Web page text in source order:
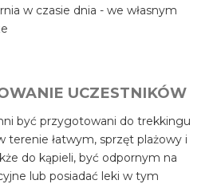
w czasie dnia - we własnym
UCZESTNIKÓW
być przygotowani do trekkingu
terenie łatwym, sprzęt plażowy i
do kąpieli, być odpornym na
lub posiadać leki w tym